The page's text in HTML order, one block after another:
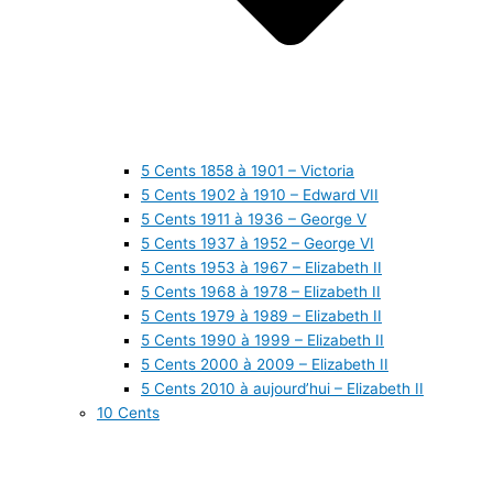
5 Cents 1858 à 1901 – Victoria
5 Cents 1902 à 1910 – Edward VII
5 Cents 1911 à 1936 – George V
5 Cents 1937 à 1952 – George VI
5 Cents 1953 à 1967 – Elizabeth II
5 Cents 1968 à 1978 – Elizabeth II
5 Cents 1979 à 1989 – Elizabeth II
5 Cents 1990 à 1999 – Elizabeth II
5 Cents 2000 à 2009 – Elizabeth II
5 Cents 2010 à aujourd’hui – Elizabeth II
10 Cents